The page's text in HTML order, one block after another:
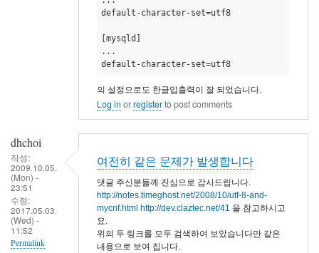
default-character-set=utf8
[mysqld]
...
default-character-set=utf8
의 설정으로도 한글입출력이 잘 되었습니다.
Log in orregisterto post comments
dhchoi
작성:
2009.10.05.
(Mon) -
23:51
수정:
2017.05.03.
(Wed) -
11:52
Permalink
여전히 같은 문제가 발생합니다
댓글 주신분들께 진심으로 감사드립니다.
http://notes.timeghost.net/2008/10/utf-8-and-
mycnf.html http://dev.claztec.net/41 을 참고하시고
요.
위의 두 링크를 모두 검색하여 보았습니다만 같은
내용으로 보여 집니다.